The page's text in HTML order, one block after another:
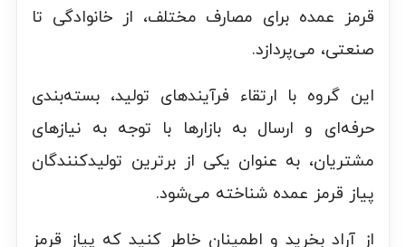
قرمز عمده برای مصارف مختلف، از خانوادگی تا
صنعتی، می‌پردازد.
این گروه با ارتقاء فرآیندهای تولید، بسته‌بندی
حرفه‌ای و ارسال به بازارها با توجه به نیازهای
مشتریان، به عنوان یکی از برترین تولیدکنندگان
پیاز قرمز عمده شناخته می‌شود.
از آراد بخرید و اطمینان خاطر کنید که پیاز قرمز